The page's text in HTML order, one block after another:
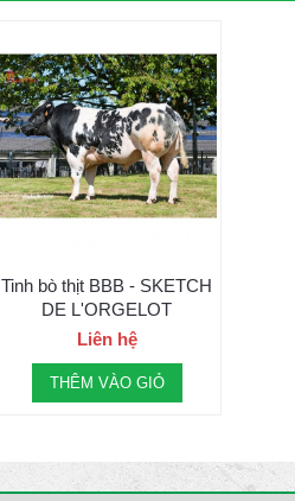
Tinh bò thịt BBB - SKETCH
DE L'ORGELOT
Liên hệ
THÊM VÀO GIỎ